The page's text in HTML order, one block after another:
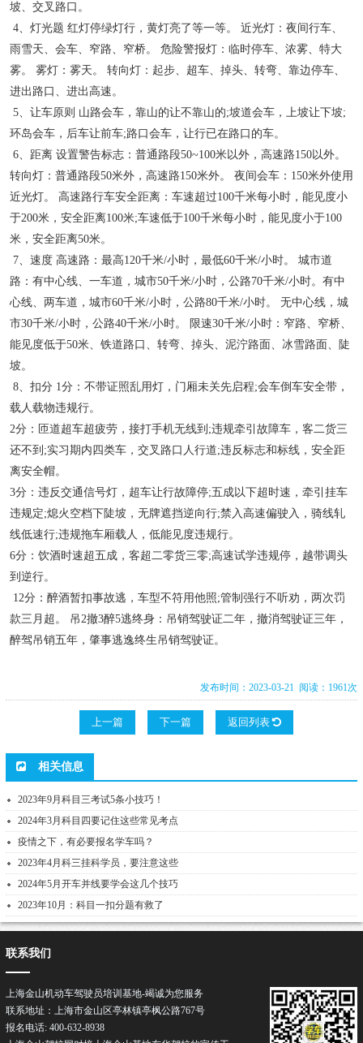
坡、交叉路口。
4、灯光题 红灯停绿灯行，黄灯亮了等一等。 近光灯：夜间行车、
雨雪天、会车、窄路、窄桥。 危险警报灯：临时停车、浓雾、特大
雾。 雾灯：雾天。 转向灯：起步、超车、掉头、转弯、靠边停车、
进出路口、进出高速。
5、让车原则 山路会车，靠山的让不靠山的;坡道会车，上坡让下坡;
环岛会车，后车让前车;路口会车，让行已在路口的车。
6、距离 设置警告标志：普通路段50~100米以外，高速路150以外。
转向灯：普通路段50米外，高速路150米外。 夜间会车： 150米外使用
近光灯。 高速路行车安全距离：车速超过100千米每小时，能见度小
于200米，安全距离100米;车速低于100千米每小时，能见度小于100
米，安全距离50米。
7、速度 高速路：最高120千米/小时，最低60千米/小时。 城市道
路：有中心线、一车道，城市50千米/小时，公路70千米/小时。有中
心线、两车道，城市60千米/小时，公路80千米/小时。 无中心线，城
市30千米/小时，公路40千米/小时。 限速30千米/小时：窄路、窄桥、
能见度低于50米、铁道路口、转弯、掉头、泥泞路面、冰雪路面、陡
坡。
8、扣分 1分：不带证照乱用灯，门厢未关先启程;会车倒车安全带，
载人载物违规行。
2分：匝道超车超疲劳，接打手机无线到 ;违规牵引故障车，客二货三
还不到 ;实习期内四类车，交叉路口人行道;违反标志和标线，安全距
离安全帽。
3分：违反交通信号灯，超车让行故障停;五成以下超时速，牵引挂车
违规定;熄火空档下陡坡，无牌遮挡逆向行;禁入高速偏驶入，骑线轧
线低速行;违规拖车厢载人，低能见度违规行。
6分：饮酒时速超五成，客超二零货三零;高速试学违规停，越带调头
到逆行。
12分：醉酒暂扣事故逃，车型不符用他照;管制强行不听劝，两次罚
款三月超。 吊2撤3醉5逃终身：吊销驾驶证二年，撤消驾驶证三年，
醉驾吊销五年，肇事逃逸终生吊销驾驶证。
发布时间：2023-03-21 阅读：1961次
上一篇 下一篇 返回列表
相关信息
2023年9月科目三考试5条小技巧！
2024年3月科目四要记住这些常见考点
疫情之下，有必要报名学车吗？
2023年4月科三挂科学员，要注意这些
2024年5月开车并线要学会这几个技巧
2023年10月：科目一扣分题有救了
联系我们
上海金山机动车驾驶员培训基地-竭诚为您服务
联系地址：上海市金山区亭林镇亭枫公路767号
报名电话: 400-632-8938